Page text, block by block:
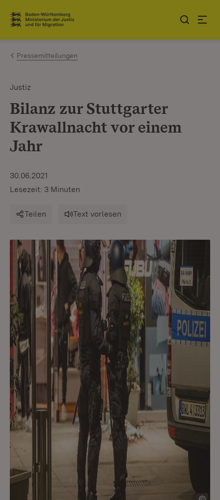
Zum Inhalt springen
Link zur Startseite
Pressemitteilungen
Justiz
Bilanz zur Stuttgarter
Krawallnacht vor einem
Jahr
30.06.2021
Lesezeit: 3 Minuten
Teilen Text vorlesen